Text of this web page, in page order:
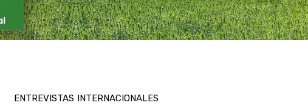
ENTREVISTAS INTERNACIONALES